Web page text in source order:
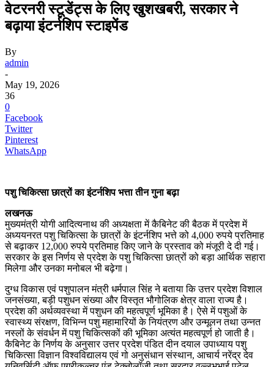
वेटरनरी स्टूडेंट्स के लिए खुशखबरी, सरकार ने
बढ़ाया इंटर्नशिप स्टाइपेंड
By
admin
-
May 19, 2026
36
0
Facebook
Twitter
Pinterest
WhatsApp
पशु चिकित्सा छात्रों का इंटर्नशिप भत्ता तीन गुना बढ़ा
लखनऊ
मुख्यमंत्री योगी आदित्यनाथ की अध्यक्षता में कैबिनेट की बैठक में प्रदेश में
अध्ययनरत पशु चिकित्सा के छात्रों के इंटर्नशिप भत्ते को 4,000 रुपये प्रतिमाह
से बढ़ाकर 12,000 रुपये प्रतिमाह किए जाने के प्रस्ताव को मंजूरी दे दी गई।
सरकार के इस निर्णय से प्रदेश के पशु चिकित्सा छात्रों को बड़ा आर्थिक सहारा
मिलेगा और उनका मनोबल भी बढ़ेगा।
दुग्ध विकास एवं पशुपालन मंत्री धर्मपाल सिंह ने बताया कि उत्तर प्रदेश विशाल
जनसंख्या, बड़ी पशुधन संख्या और विस्तृत भौगोलिक क्षेत्र वाला राज्य है।
प्रदेश की अर्थव्यवस्था में पशुधन की महत्वपूर्ण भूमिका है। ऐसे में पशुओं के
स्वास्थ्य संरक्षण, विभिन्न पशु महामारियों के नियंत्रण और उन्मूलन तथा उन्नत
नस्लों के संवर्धन में पशु चिकित्सकों की भूमिका अत्यंत महत्वपूर्ण हो जाती है।
कैबिनेट के निर्णय के अनुसार उत्तर प्रदेश पंडित दीन दयाल उपाध्याय पशु
चिकित्सा विज्ञान विश्वविद्यालय एवं गो अनुसंधान संस्थान, आचार्य नरेंद्र देव